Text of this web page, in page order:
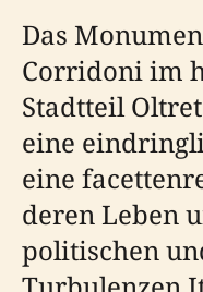
Das
Corridoni im
Stadtteil
eine
eine
deren Leben
politischen